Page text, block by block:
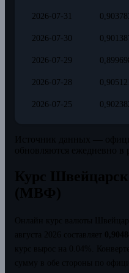
2026-07-31
2026-07-30
2026-07-29
2026-07-28 0,905121
2026-07-25